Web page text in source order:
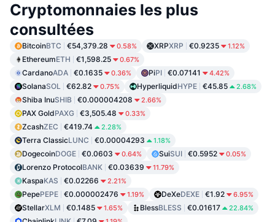
Cryptomonnaies les plus
consultées
BitcoinBTC €54,379.28 0.58% XRPXRP €0.9235 1.12%
EthereumETH €1,598.25 0.67%
CardanoADA €0.1635 0.36% PiPI €0.07141 4.42%
SolanaSOL €62.82 0.75% HyperliquidHYPE €45.85 2.68%
Shiba InuSHIB €0.000004208 2.66%
PAX GoldPAXG €3,505.48 0.33%
ZcashZEC €419.74 2.28%
Terra ClassicLUNC €0.00004293 1.18%
DogecoinDOGE €0.0603 0.64% SuiSUI €0.5952 0.05%
Lorenzo ProtocolBANK €0.03639 11.79%
KaspaKAS €0.02266 2.21%
PepePEPE €0.000002476 1.19% DeXeDEXE €1.92 6.95%
StellarXLM €0.1485 1.65% BlessBLESS €0.01617 22.84%